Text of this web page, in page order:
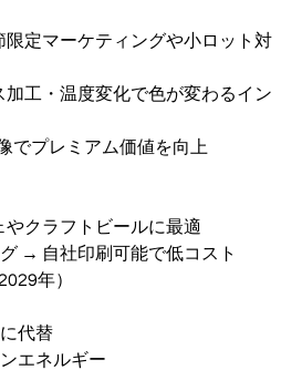
定マーケティングや小ロット対
工・温度変化で色が変わるイン
でプレミアム価値を向上
クラフトビールに最適
→ 自社印刷可能で低コスト
年）
代替
エネルギー